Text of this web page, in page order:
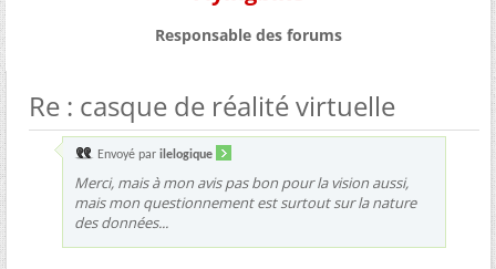
Responsable des forums
Re : casque de réalité virtuelle
Envoyé par ilelogique
Merci, mais à mon avis pas bon pour la vision aussi,
mais mon questionnement est surtout sur la nature
des données...